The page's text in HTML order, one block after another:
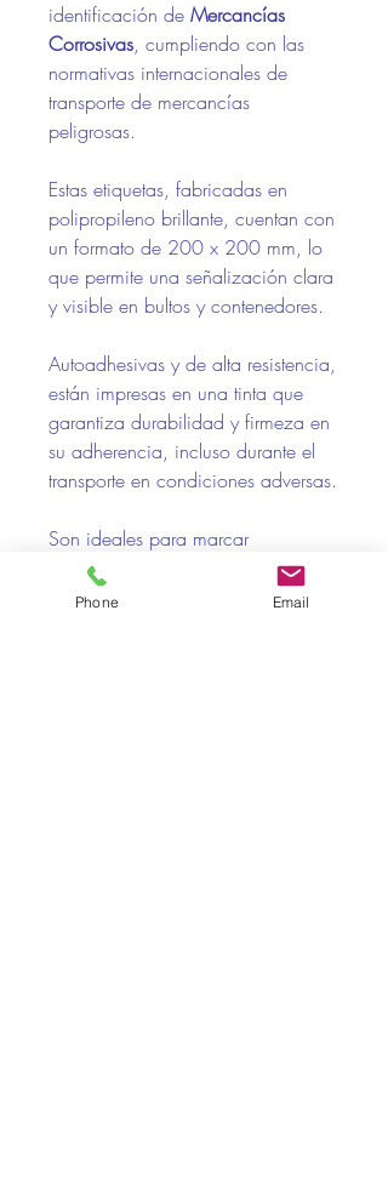
identificación de Mercancías
Corrosivas, cumpliendo con las
normativas internacionales de
transporte de mercancías
peligrosas.
Estas etiquetas, fabricadas en
polipropileno brillante, cuentan con
un formato de 200 x 200 mm, lo
que permite una señalización clara
y visible en bultos y contenedores.
Autoadhesivas y de alta resistencia,
están impresas en una tinta que
garantiza durabilidad y firmeza en
su adherencia, incluso durante el
transporte en condiciones adversas.
Son ideales para marcar
mercancías corrosivas de manera
segura, asegurando el
Phone Email